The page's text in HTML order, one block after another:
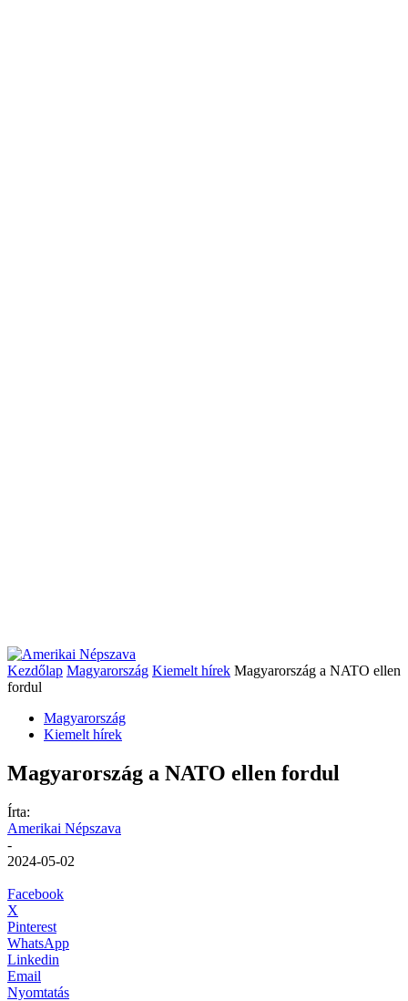
Kezdőlap Magyarország Kiemelt hírek Magyarország a NATO ellen
fordul
Magyarország
Kiemelt hírek
Magyarország a NATO ellen fordul
Írta:
Amerikai Népszava
-
2024-05-02
Facebook
X
Pinterest
WhatsApp
Linkedin
Email
Nyomtatás